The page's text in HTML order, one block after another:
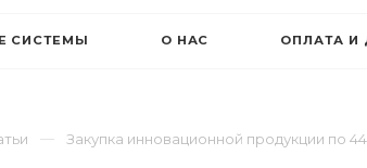
СИСТЕМЫ О НАС ОПЛАТА И
Закупка инновационной продукции по